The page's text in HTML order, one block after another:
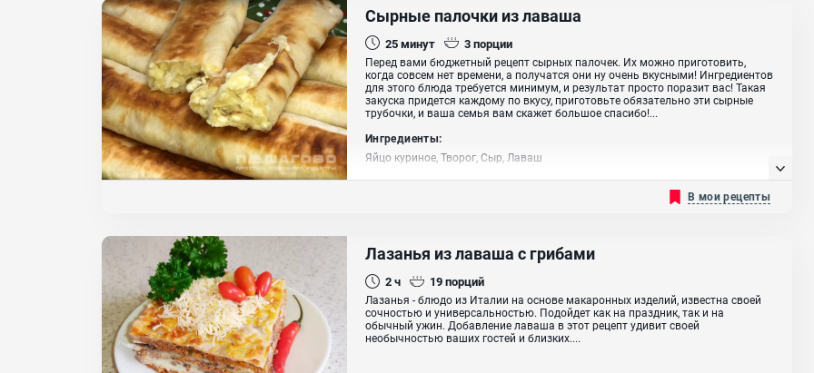
Сырные палочки из лаваша
25минут 3порции
Перед вами бюджетный рецепт сырных палочек. Их можно приготовить,
когда совсем нет времени, а получатся они ну очень вкусными! Ингредиентов
для этого блюда требуется минимум, и результат просто поразит вас! Такая
закуска придется каждому по вкусу, приготовьте обязательно эти сырные
трубочки, и ваша семья вам скажет большое спасибо!...
Ингредиенты:
Яйцо куриное, Творог, Сыр, Лаваш
В мои рецепты
Лазанья из лаваша с грибами
2 ч 19порций
Лазанья - блюдо из Италии на основе макаронных изделий, известна своей
сочностью и универсальностью. Подойдет как на праздник, так и на
обычный ужин. Добавление лаваша в этот рецепт удивит своей
необычностью ваших гостей и близких....